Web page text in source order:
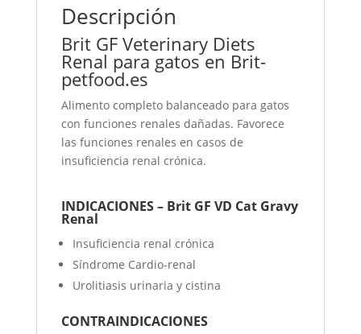
Descripción
Brit GF Veterinary Diets
Renal para gatos en Brit-
petfood.es
Alimento completo balanceado para gatos
con funciones renales dañadas. Favorece
las funciones renales en casos de
insuficiencia renal crónica.
INDICACIONES – Brit GF VD Cat Gravy
Renal
Insuficiencia renal crónica
Síndrome Cardio-renal
Urolitiasis urinaria y cistina
CONTRAINDICACIONES